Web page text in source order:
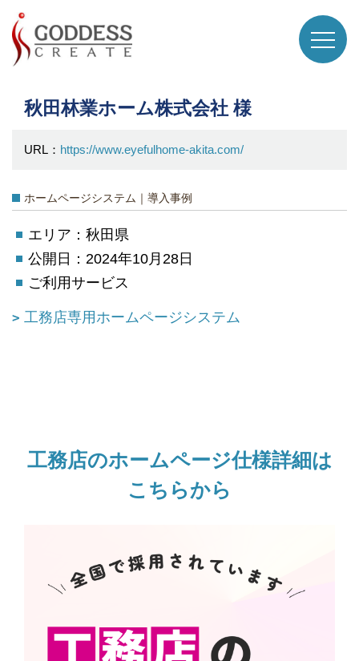
秋田林業ホーム株式会社 様
URL： https://www.eyefulhome-akita.com/
ホームページシステム｜導入事例
エリア：秋田県
公開日：2024年10月28日
ご利用サービス
工務店専用ホームページシステム
工務店のホームページ仕様詳細は
こちらから